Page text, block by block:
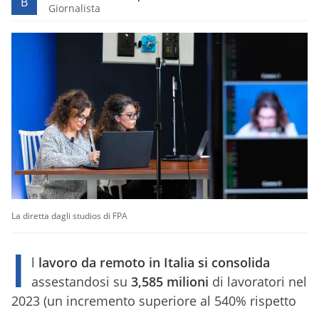
Giornalista
La diretta dagli studios di FPA
I l lavoro da remoto in Italia si consolida
assestandosi su 3,585 milioni di lavoratori nel
2023 (un incremento superiore al 540% rispetto